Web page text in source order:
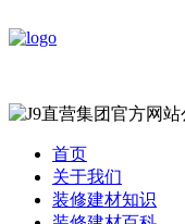
首页
关于我们
装修建材知识